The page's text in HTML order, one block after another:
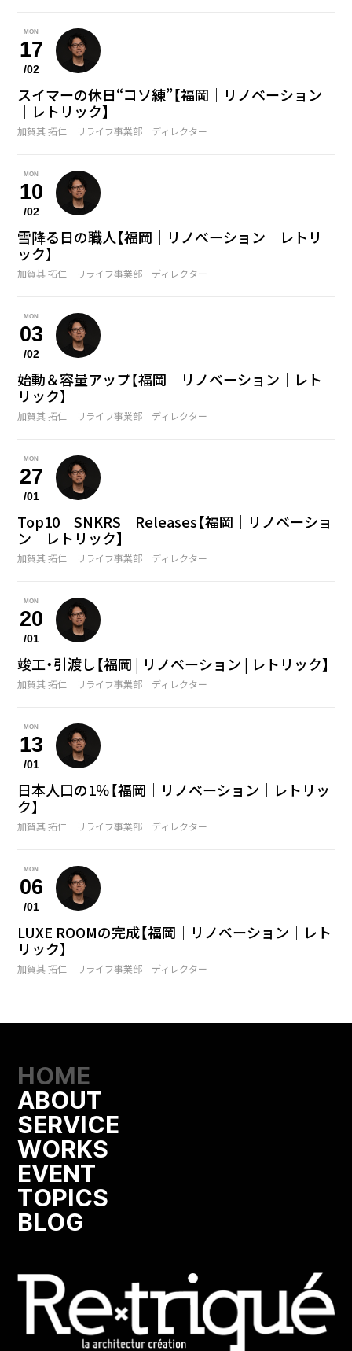
MON
17
/02
スイマーの休日“コソ練”【福岡｜リノベーション
｜レトリック】
加賀其 拓仁 リライフ事業部 ディレクター
MON
10
/02
雪降る日の職人【福岡｜リノベーション｜レトリ
ック】
加賀其 拓仁 リライフ事業部 ディレクター
MON
03
/02
始動＆容量アップ【福岡｜リノベーション｜レト
リック】
加賀其 拓仁 リライフ事業部 ディレクター
MON
27
/01
Top10 SNKRS Releases【福岡｜リノベーショ
ン｜レトリック】
加賀其 拓仁 リライフ事業部 ディレクター
MON
20
/01
竣工・引渡し【福岡 | リノベーション | レトリック】
加賀其 拓仁 リライフ事業部 ディレクター
MON
13
/01
日本人口の1％【福岡｜リノベーション｜レトリッ
ク】
加賀其 拓仁 リライフ事業部 ディレクター
MON
06
/01
LUXE ROOMの完成【福岡｜リノベーション｜レト
リック】
加賀其 拓仁 リライフ事業部 ディレクター
HOME
ABOUT
SERVICE
WORKS
EVENT
TOPICS
BLOG